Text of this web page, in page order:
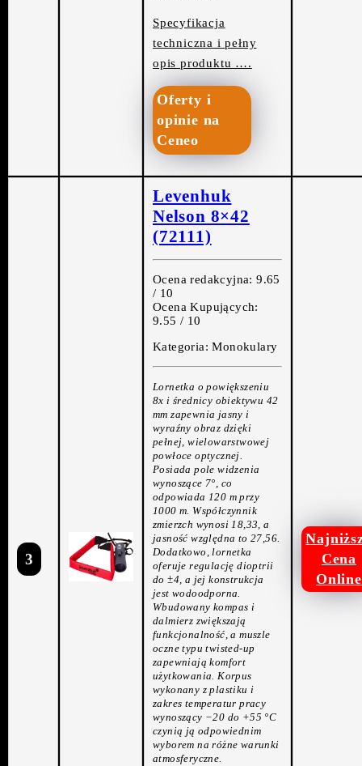
Specyfikacja
techniczna i pełny
opis produktu ….
Oferty i
opinie na
Ceneo
3
Levenhuk
Nelson 8×42
(72111)
Ocena redakcyjna: 9.65
/ 10
Ocena Kupujących:
9.55 / 10
Kategoria: Monokulary
Lornetka o powiększeniu
8x i średnicy obiektywu 42
mm zapewnia jasny i
wyraźny obraz dzięki
pełnej, wielowarstwowej
powłoce optycznej.
Posiada pole widzenia
wynoszące 7°, co
odpowiada 120 m przy
1000 m. Współczynnik
zmierzch wynosi 18,33, a
jasność względna to 27,56.
Dodatkowo, lornetka
oferuje regulację dioptrii
do ±4, a jej konstrukcja
jest wodoodporna.
Wbudowany kompas i
dalmierz zwiększają
funkcjonalność, a muszle
oczne typu twisted-up
zapewniają komfort
użytkowania. Korpus
wykonany z plastiku i
zakres temperatur pracy
wynoszący −20 do +55 °C
czynią ją odpowiednim
wyborem na różne warunki
atmosferyczne.
Cena
Online